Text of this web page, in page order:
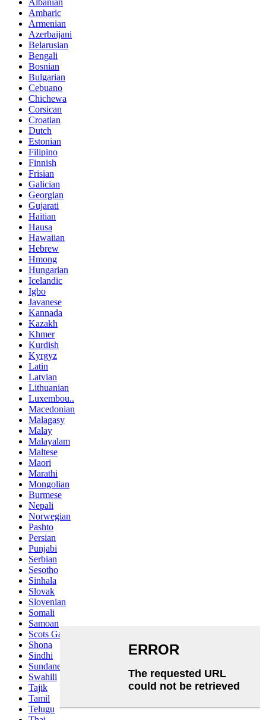
Amharic
Armenian
Azerbaijani
Belarusian
Bengali
Bosnian
Bulgarian
Cebuano
Chichewa
Corsican
Croatian
Dutch
Estonian
Filipino
Finnish
Frisian
Galician
Georgian
Gujarati
Haitian
Hausa
Hawaiian
Hebrew
Hmong
Hungarian
Icelandic
Igbo
Javanese
Kannada
Kazakh
Khmer
Kurdish
Kyrgyz
Latin
Latvian
Lithuanian
Luxembou..
Macedonian
Malagasy
Malay
Malayalam
Maltese
Maori
Marathi
Mongolian
Burmese
Nepali
Norwegian
Pashto
Persian
Punjabi
Serbian
Sesotho
Sinhala
Slovak
Slovenian
Somali
Samoan
Scots Gaelic
Shona
Sindhi
Sundanese
Swahili
Tajik
Tamil
Telugu